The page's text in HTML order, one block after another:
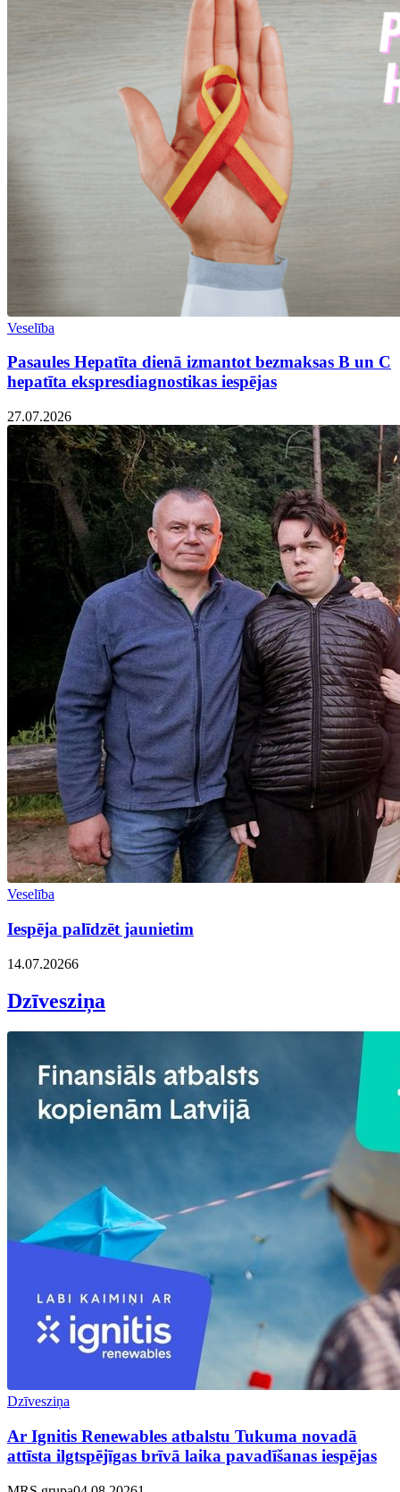
Veselība
Pasaules Hepatīta dienā izmantot bezmaksas B un C
hepatīta ekspresdiagnostikas iespējas
27.07.2026
Veselība
Iespēja palīdzēt jaunietim
14.07.20266
Dzīvesziņa
Dzīvesziņa
Ar Ignitis Renewables atbalstu Tukuma novadā
attīsta ilgtspējīgas brīvā laika pavadīšanas iespējas